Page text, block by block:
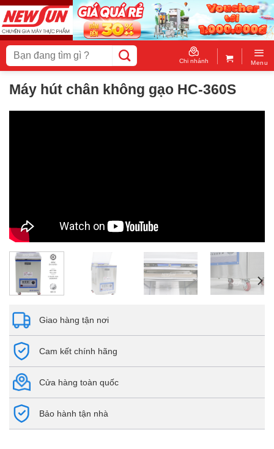
Skip
to
content
Tìm
kiếm:
Chi nhánh Menu
Máy hút chân không gạo HC-360S
Giao hàng tận nơi
Cam kết chính hãng
Cửa hàng toàn quốc
Bảo hành tận nhà